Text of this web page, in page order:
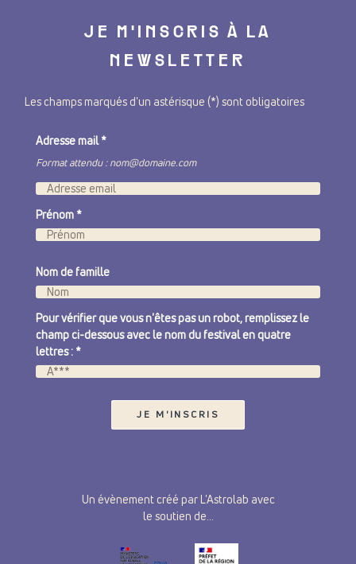
JE M'INSCRIS À LA
NEWSLETTER
Les champs marqués d'un astérisque (*) sont obligatoires
Adresse mail*
Format attendu : nom@domaine.com
Prénom *
Nom de famille
Pour vérifier que vous n'êtes pas un robot, remplissez le
champ ci-dessous avec le nom du festival en quatre
lettres : *
Un évènement créé par L'Astrolab avec
le soutien de...